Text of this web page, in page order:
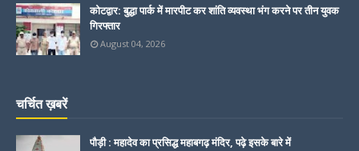
कोटद्वार: बुद्धा पार्क में मारपीट कर शांति व्यवस्था भंग करने पर तीन युवक
गिरफ्तार
August 04, 2026
चर्चित ख़बरें
पौड़ी : महादेव का प्रसिद्ध महाबगढ़ मंदिर, पढ़े इसके बारे में